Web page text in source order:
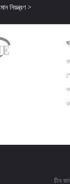
মান নিয়ন্ত্রণ >
চীন